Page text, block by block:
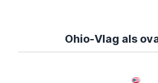
Ohio-Vlag als